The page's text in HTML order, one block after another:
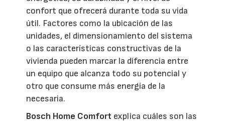
confort que ofrecerá durante toda su vida
útil. Factores como la ubicación de las
unidades, el dimensionamiento del sistema
o las características constructivas de la
vivienda pueden marcar la diferencia entre
un equipo que alcanza todo su potencial y
otro que consume más energía de la
necesaria.
Bosch Home Comfort explica cuáles son las